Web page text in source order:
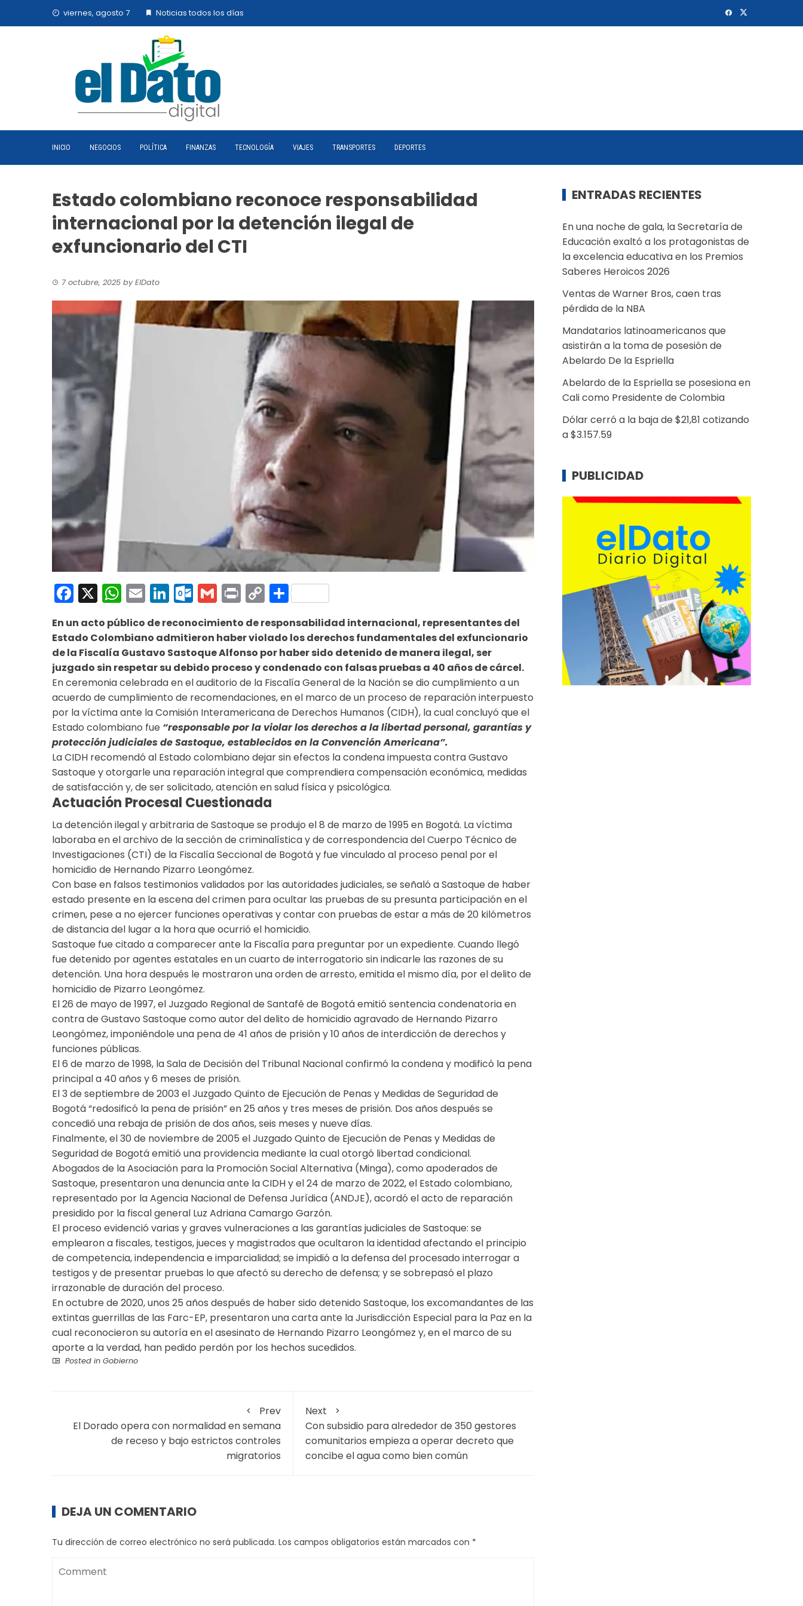
viernes, agosto 7 Noticias todos los días
INICIO NEGOCIOS POLÍTICA FINANZAS TECNOLOGÍA VIAJES TRANSPORTES DEPORTES
Estado colombiano reconoce responsabilidad
internacional por la detención ilegal de
exfuncionario del CTI
7 octubre, 2025 byElDato
Facebook
X WhatsApp
EmailLinkedIn
Outlook.com
Gmail
PrintCopy
Link
Compartir
En un acto público de reconocimiento de responsabilidad internacional, representantes del
Estado Colombiano admitieron haber violado los derechos fundamentales del exfuncionario
de la Fiscalía Gustavo Sastoque Alfonso por haber sido detenido de manera ilegal, ser
juzgado sin respetar su debido proceso y condenado con falsas pruebas a 40 años de cárcel.
En ceremonia celebrada en el auditorio de la Fiscalía General de la Nación se dio cumplimiento a un
acuerdo de cumplimiento de recomendaciones, en el marco de un proceso de reparación interpuesto
por la víctima ante la Comisión Interamericana de Derechos Humanos (CIDH), la cual concluyó que el
Estado colombiano fue “responsable por la violar los derechos a la libertad personal, garantías y
protección judiciales de Sastoque, establecidos en la Convención Americana”.
La CIDH recomendó al Estado colombiano dejar sin efectos la condena impuesta contra Gustavo
Sastoque y otorgarle una reparación integral que comprendiera compensación económica, medidas
de satisfacción y, de ser solicitado, atención en salud física y psicológica.
Actuación Procesal Cuestionada
La detención ilegal y arbitraria de Sastoque se produjo el 8 de marzo de 1995 en Bogotá. La víctima
laboraba en el archivo de la sección de criminalística y de correspondencia del Cuerpo Técnico de
Investigaciones (CTI) de la Fiscalía Seccional de Bogotá y fue vinculado al proceso penal por el
homicidio de Hernando Pizarro Leongómez.
Con base en falsos testimonios validados por las autoridades judiciales, se señaló a Sastoque de haber
estado presente en la escena del crimen para ocultar las pruebas de su presunta participación en el
crimen, pese a no ejercer funciones operativas y contar con pruebas de estar a más de 20 kilómetros
de distancia del lugar a la hora que ocurrió el homicidio.
Sastoque fue citado a comparecer ante la Fiscalía para preguntar por un expediente. Cuando llegó
fue detenido por agentes estatales en un cuarto de interrogatorio sin indicarle las razones de su
detención. Una hora después le mostraron una orden de arresto, emitida el mismo día, por el delito de
homicidio de Pizarro Leongómez.
El 26 de mayo de 1997, el Juzgado Regional de Santafé de Bogotá emitió sentencia condenatoria en
contra de Gustavo Sastoque como autor del delito de homicidio agravado de Hernando Pizarro
Leongómez, imponiéndole una pena de 41 años de prisión y 10 años de interdicción de derechos y
funciones públicas.
El 6 de marzo de 1998, la Sala de Decisión del Tribunal Nacional confirmó la condena y modificó la pena
principal a 40 años y 6 meses de prisión.
El 3 de septiembre de 2003 el Juzgado Quinto de Ejecución de Penas y Medidas de Seguridad de
Bogotá “redosificó la pena de prisión” en 25 años y tres meses de prisión. Dos años después se
concedió una rebaja de prisión de dos años, seis meses y nueve días.
Finalmente, el 30 de noviembre de 2005 el Juzgado Quinto de Ejecución de Penas y Medidas de
Seguridad de Bogotá emitió una providencia mediante la cual otorgó libertad condicional.
Abogados de la Asociación para la Promoción Social Alternativa (Minga), como apoderados de
Sastoque, presentaron una denuncia ante la CIDH y el 24 de marzo de 2022, el Estado colombiano,
representado por la Agencia Nacional de Defensa Jurídica (ANDJE), acordó el acto de reparación
presidido por la fiscal general Luz Adriana Camargo Garzón.
El proceso evidenció varias y graves vulneraciones a las garantías judiciales de Sastoque: se
emplearon a fiscales, testigos, jueces y magistrados que ocultaron la identidad afectando el principio
de competencia, independencia e imparcialidad; se impidió a la defensa del procesado interrogar a
testigos y de presentar pruebas lo que afectó su derecho de defensa; y se sobrepasó el plazo
irrazonable de duración del proceso.
En octubre de 2020, unos 25 años después de haber sido detenido Sastoque, los excomandantes de las
extintas guerrillas de las Farc-EP, presentaron una carta ante la Jurisdicción Especial para la Paz en la
cual reconocieron su autoría en el asesinato de Hernando Pizarro Leongómez y, en el marco de su
aporte a la verdad, han pedido perdón por los hechos sucedidos.
Posted in Gobierno
Prev
El Dorado opera con normalidad en semana
de receso y bajo estrictos controles
migratorios
Next
Con subsidio para alrededor de 350 gestores
comunitarios empieza a operar decreto que
concibe el agua como bien común
DEJA UN COMENTARIO
Tu dirección de correo electrónico no será publicada. Los campos obligatorios están marcados con *
ENTRADAS RECIENTES
En una noche de gala, la Secretaría de
Educación exaltó a los protagonistas de
la excelencia educativa en los Premios
Saberes Heroicos 2026
Ventas de Warner Bros, caen tras
pérdida de la NBA
Mandatarios latinoamericanos que
asistirán a la toma de posesión de
Abelardo De la Espriella
Abelardo de la Espriella se posesiona en
Cali como Presidente de Colombia
Dólar cerró a la baja de $21,81 cotizando
a $3.157.59
PUBLICIDAD